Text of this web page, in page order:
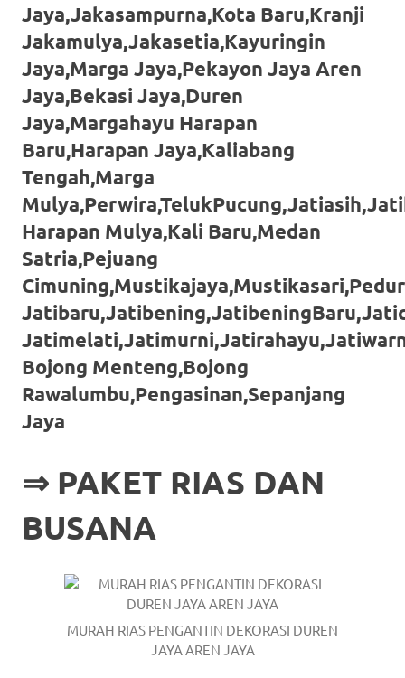
rolex.
Discover
More
Here
loanswatches.com.
Wiht
80%
Discount
replica
watches.
click
fake
watches
Get
the
facts
https://www.stockswatches.com
anchor
https://
Jaya,Jakasampurna,Kota Baru,Kranji
Jakamulya,Jakasetia,Kayuringin
Jaya,Marga Jaya,Pekayon Jaya Aren
Jaya,Bekasi Jaya,Duren
Jaya,Margahayu Harapan
Baru,Harapan Jaya,Kaliabang
Tengah,Marga
Harapan Mulya,Kali Baru,Medan
Satria,Pejuang
Bojong Menteng,Bojong
Rawalumbu,Pengasinan,Sepanjang
Jaya
⇒ PAKET RIAS DAN
BUSANA
MURAH RIAS PENGANTIN DEKORASI DUREN
JAYA AREN JAYA